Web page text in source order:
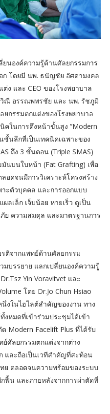
นองค์ความรู้ด้านศัลยกรรมการ
ก โดยมี นพ. ธนัญชัย อัศดามงคล
ง และ CEO ของโรงพยาบาล
ณี อรรณพพรชัย และ นพ. รัชภูมิ
ยกรรมตกแต่งของโรงพยาบาล
คในการดึงหน้าขั้นสูง “Modern
ชั้นลึกที่เป็นเทคนิคเฉพาะของ
ถึง 3 ขั้นตอน (Triple SMAS)
นบนใบหน้า (Fat Grafting) เพื่อ
อดจนมีการวิเคราะห์โครงสร้าง
ะตัวบุคคล และการออกแบบ
ลเล็ก เจ็บน้อย หายเร็ว ดูเป็น
ย ความสมดุล และมาตรฐานการ
รติจากแพทย์ด้านศัลยกรรม
มบรรยาย แลกเปลี่ยนองค์ความรู้
Yin Voravitvet และ
โดย Dr.Jo Chun Hsiao
งในไฮไลต์สำคัญของงาน ทาง
งหมดที่เข้าร่วมประชุมได้เข้า
Modern Facelift Plus ที่ได้รับ
ศัลยกรรมตกแต่งจากต่าง
และถือเป็นเวทีสำคัญที่สะท้อน
ย ตลอดจนความพร้อมของระบบ
ฟื้น และภายหลังจากการผ่าตัดที่